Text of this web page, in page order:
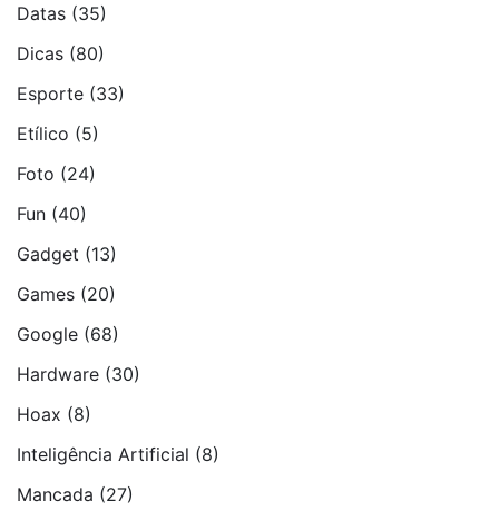
Datas (35)
Dicas (80)
Esporte (33)
Etí­lico (5)
Foto (24)
Fun (40)
Gadget (13)
Games (20)
Google (68)
Hardware (30)
Hoax (8)
Inteligência Artificial (8)
Mancada (27)